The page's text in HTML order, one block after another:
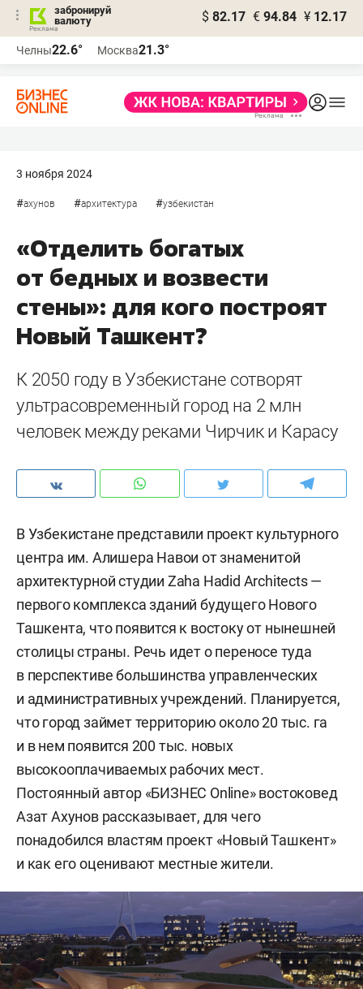
забронируй
валюту
$ 82.17 € 94.84 ¥ 12.17
Челны22.6° Москва21.3°
3 ноября 2024
#ахунов #архитектура #узбекистан
«Отделить богатых
от бедных и возвести
стены»: для кого построят
Новый Ташкент?
К 2050 году в Узбекистане сотворят
ультрасовременный город на 2 млн
человек между реками Чирчик и Карасу
В Узбекистане представили проект культурного
центра им. Алишера Навои от знаменитой
архитектурной студии Zaha Hadid Architects —
первого комплекса зданий будущего Нового
Ташкента, что появится к востоку от нынешней
столицы страны. Речь идет о переносе туда
в перспективе большинства управленческих
и административных учреждений. Планируется,
что город займет территорию около 20 тыс. га
и в нем появится 200 тыс. новых
высокооплачиваемых рабочих мест.
Постоянный автор «БИЗНЕС Online» востоковед
Азат Ахунов рассказывает, для чего
понадобился властям проект «Новый Ташкент»
и как его оценивают местные жители.